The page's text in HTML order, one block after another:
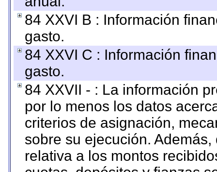
84 XXVI B : Información
gasto.
84 XXVI C : Información
gasto.
84 XXVII - : La información
por lo menos los datos
criterios de asignación,
sobre su ejecución.
relativa a los montos